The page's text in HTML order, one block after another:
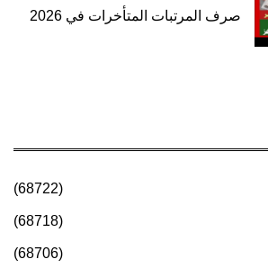
صرف المرتبات المتأخرات في 2026
(68722)
(68718)
(68706)